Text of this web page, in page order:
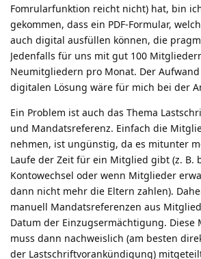
Fomrularfunktion reicht nicht) hat, bin
gekommen, dass ein PDF-Formular,
auch digital ausfüllen können, die
Jedenfalls für uns mit gut 100
Neumitgliedern pro Monat. Der
digitalen Lösung wäre für mich bei der
Ein Problem ist auch das Thema
und Mandatsreferenz. Einfach die
nehmen, ist ungünstig, da es mitunter
Laufe der Zeit für ein Mitglied gibt (z. B.
Kontowechsel oder wenn Mitglieder
dann nicht mehr die Eltern zahlen).
manuell Mandatsreferenzen aus
Datum der Einzugsermächtigung. Diese
muss dann nachweislich (am besten
der Lastschriftvorankündigung)